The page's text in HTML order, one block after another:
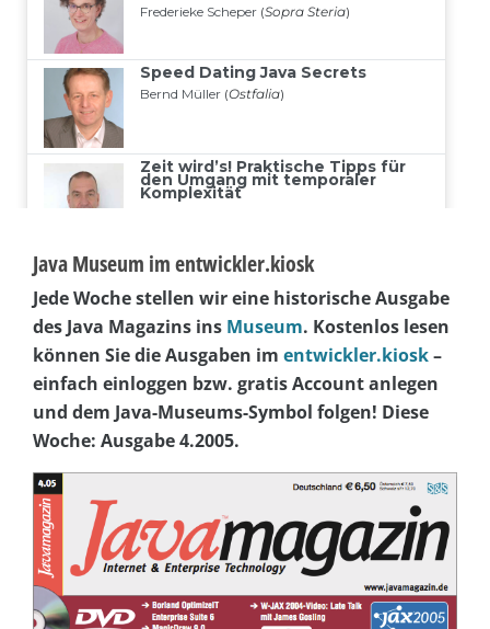
Java Museum im entwickler.kiosk
Jede Woche stellen wir eine historische Ausgabe
des Java Magazins ins Museum. Kostenlos lesen
können Sie die Ausgaben im entwickler.kiosk–
einfach einloggen bzw. gratis Account anlegen
und dem Java-Museums-Symbol folgen! Diese
Woche: Ausgabe 4.2005.